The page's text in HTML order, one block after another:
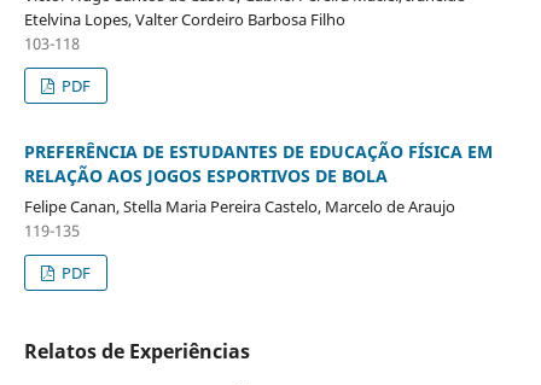
Etelvina Lopes, Valter Cordeiro Barbosa Filho
103-118
PDF
PREFERÊNCIA DE ESTUDANTES DE EDUCAÇÃO FÍSICA EM
RELAÇÃO AOS JOGOS ESPORTIVOS DE BOLA
Felipe Canan, Stella Maria Pereira Castelo, Marcelo de Araujo
119-135
PDF
Relatos de Experiências